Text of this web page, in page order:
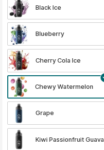
Black Ice
Blueberry
Cherry Cola Ice
Chewy Watermelon
Grape
Kiwi Passionfruit Guava